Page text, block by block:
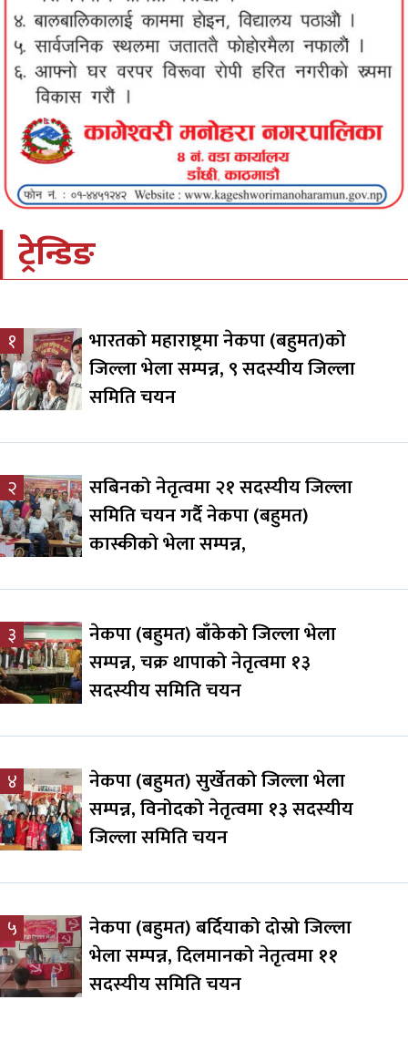
ट्रेन्डिङ
१
भारतको महाराष्ट्रमा नेकपा (बहुमत)को
जिल्ला भेला सम्पन्न, ९ सदस्यीय जिल्ला
समिति चयन
२
सबिनको नेतृत्वमा २१ सदस्यीय जिल्ला
समिति चयन गर्दै नेकपा (बहुमत)
कास्कीको भेला सम्पन्न,
३
नेकपा (बहुमत) बाँकेको जिल्ला भेला
सम्पन्न, चक्र थापाको नेतृत्वमा १३
सदस्यीय समिति चयन
४
नेकपा (बहुमत) सुर्खेतको जिल्ला भेला
सम्पन्न, विनोदको नेतृत्वमा १३ सदस्यीय
जिल्ला समिति चयन
५
नेकपा (बहुमत) बर्दियाको दोस्रो जिल्ला
भेला सम्पन्न, दिलमानको नेतृत्वमा ११
सदस्यीय समिति चयन